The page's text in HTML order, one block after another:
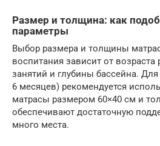
Размер и толщина: как
параметры
Выбор размера и толщины
воспитания зависит от возраста
занятий и глубины бассейна.
6 месяцев) рекомендуется
матрасы размером 60×40 см и
обеспечивают достаточную
много места.